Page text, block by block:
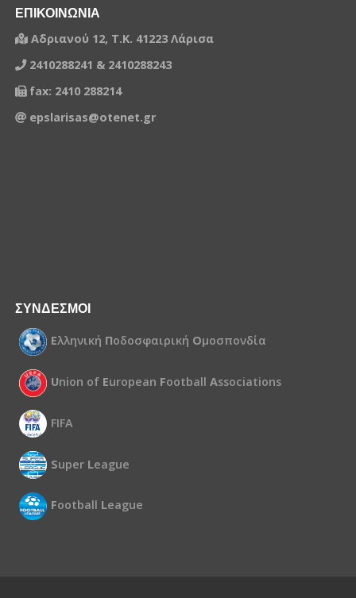
ΕΠΙΚΟΙΝΩΝΙΑ
Αδριανού 12, Τ.Κ. 41223 Λάρισα
2410288241 & 2410288243
fax: 2410 288214
epslarisas@otenet.gr
ΣΥΝΔΕΣΜΟΙ
Ελληνική Ποδοσφαιρική Ομοσπονδία
Union of European Football Associations
FIFA
Super League
Football League